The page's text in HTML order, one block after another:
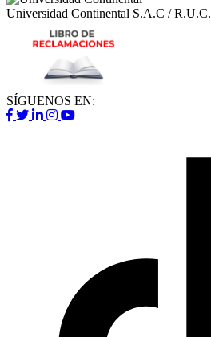
Universidad Continental S.A.C / R.U.C.
SÍGUENOS EN: